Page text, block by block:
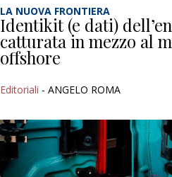
LA NUOVA FRONTIERA
Identikit (e dati)
catturata in mezzo al
offshore
Editoriali - ANGELO ROMA